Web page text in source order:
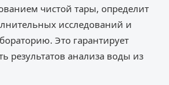
чистой тары, определит
исследований и
Это гарантирует
результатов анализа воды из